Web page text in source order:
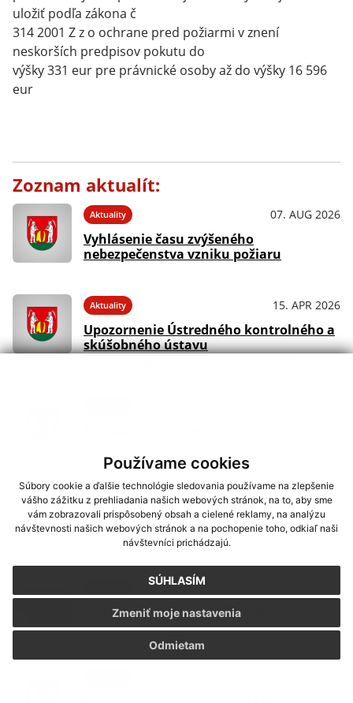
Používame cookies
Súbory cookie a ďalšie technológie sledovania používame na zlepšenie
vášho zážitku z prehliadania našich webových stránok, na to, aby sme
vám zobrazovali prispôsobený obsah a cielené reklamy, na analýzu
návštevnosti našich webových stránok a na pochopenie toho, odkiaľ naši
návštevníci prichádzajú.
SÚHLASÍM
Odmietam
Zmeniť moje nastavenia
uložiť podľa zákona č
314 2001 Z z o ochrane pred požiarmi v znení
neskorších predpisov pokutu do
výšky 331 eur pre právnické osoby až do výšky 16 596
eur
Zoznam aktualít:
Aktuality 07. AUG 2026
Vyhlásenie času zvýšeného
nebezpečenstva vzniku požiaru
Aktuality 15. APR 2026
Upozornenie Ústredného kontrolného a
skúšobného ústavu
Aktuality 23. MAR 2026
Aktualizácia mobilnej aplikácie obce k
23.03.2026.
Ochrana lesov pred požiarmi